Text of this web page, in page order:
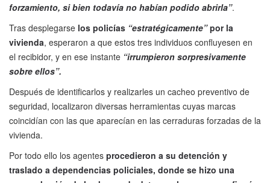
forzamiento, si bien todavía no habían podido abrirla”.
Tras desplegarse los policías “estratégicamente”por la
vivienda, esperaron a que estos tres individuos confluyesen en
el recibidor, y en ese instante “irrumpieron sorpresivamente
sobre ellos”.
Después de identificarlos y realizarles un cacheo preventivo de
seguridad, localizaron diversas herramientas cuyas marcas
coincidían con las que aparecían en las cerraduras forzadas de la
vivienda.
Por todo ello los agentes procedieron a su detención y
traslado a dependencias policiales, donde se hizo una